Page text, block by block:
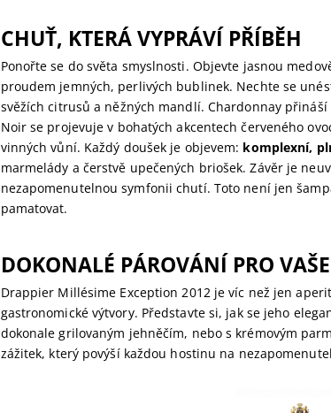
CHUŤ, KTERÁ VYPRÁVÍ PŘÍBĚH
Ponořte se do světa smyslnosti. Objevte jasnou
proudem jemných, perlivých bublinek. Nechte se
svěžích citrusů a něžných mandlí. Chardonnay
Noir se projevuje v bohatých akcentech červeného
vinných vůní. Každý doušek je objevem: komplexní,
marmelády a čerstvě upečených briošek. Závěr je
nezapomenutelnou symfonii chutí. Toto není jen
pamatovat.
DOKONALÉ PÁROVÁNÍ PRO
Drappier Millésime Exception 2012 je víc než jen
gastronomické výtvory. Představte si, jak se jeho
dokonale grilovaným jehněčím, nebo s krémovým
zážitek, který povýší každou hostinu na